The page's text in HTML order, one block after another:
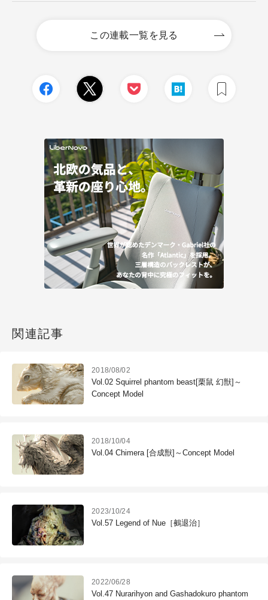
この連載一覧を見る
関連記事
2018/08/02
Vol.02 Squirrel phantom beast[栗鼠 幻獣]～
Concept Model
2018/10/04
Vol.04 Chimera [合成獣]～Concept Model
2023/10/24
Vol.57 Legend of Nue［鵺退治］
2022/06/28
Vol.47 Nurarihyon and Gashadokuro phantom